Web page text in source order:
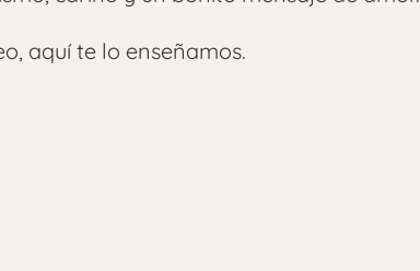
aquí te lo enseñamos.